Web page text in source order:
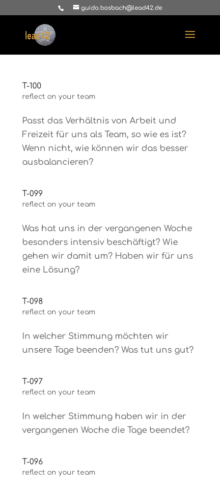
guido.bosbach@lead42.de
T-100
reflect on your team
Passt das Verhältnis von Arbeit und
Freizeit für uns als Team, so wie es ist?
Wenn nicht, wie können wir das besser
ausbalancieren?
T-099
reflect on your team
Was hat uns in der vergangenen Woche
besonders intensiv beschäftigt? Wie
gehen wir damit um? Haben wir für uns
eine Lösung?
T-098
reflect on your team
In welcher Stimmung möchten wir
unsere Tage beenden? Was tut uns gut?
T-097
reflect on your team
In welcher Stimmung haben wir in der
vergangenen Woche die Tage beendet?
T-096
reflect on your team